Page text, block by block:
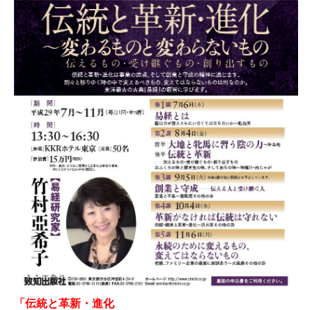
「伝統と革新・進化